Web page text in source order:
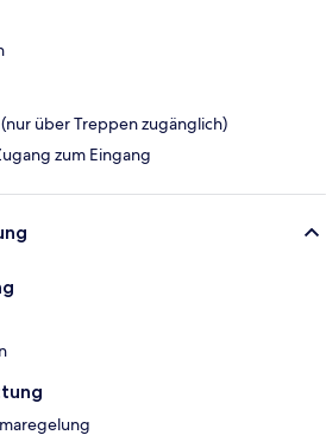
über Treppen zugänglich)
zum Eingang